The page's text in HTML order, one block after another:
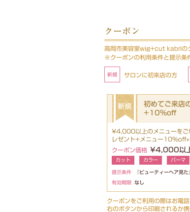
クーポン
高岡市美容室wig+cut kabriの
※クーポンの利用条件と提示条
サロンに初来店の方
初めてご来店
+10%off
¥4,000以上のメニューをご
レゼント+メニュー
クーポン価格 ¥4,000以
カット カラー パーマ
提示条件 『ビューティーヘア見
有効期限 なし
クーポンをご利用の際はお電
右のボタンから印刷されるか